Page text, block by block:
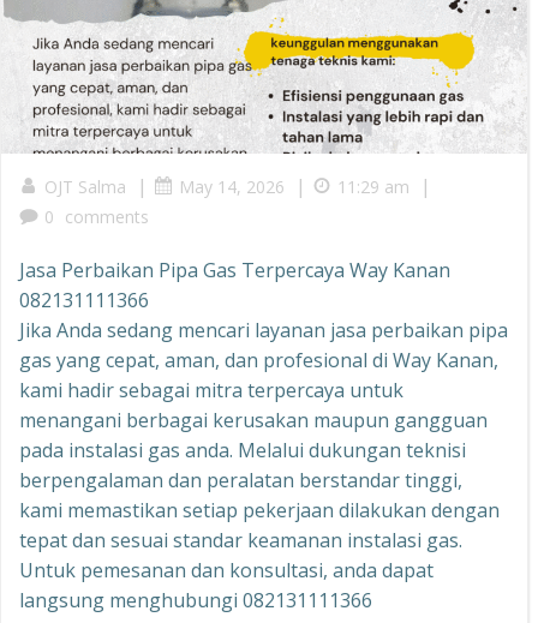
OJT Salma | May 14, 2026 | 11:29 am |
0 comments
Jasa Perbaikan Pipa Gas Terpercaya Way Kanan
082131111366
Jika Anda sedang mencari layanan jasa perbaikan pipa
gas yang cepat, aman, dan profesional di Way Kanan,
kami hadir sebagai mitra terpercaya untuk
menangani berbagai kerusakan maupun gangguan
pada instalasi gas anda. Melalui dukungan teknisi
berpengalaman dan peralatan berstandar tinggi,
kami memastikan setiap pekerjaan dilakukan dengan
tepat dan sesuai standar keamanan instalasi gas.
Untuk pemesanan dan konsultasi, anda dapat
langsung menghubungi 082131111366